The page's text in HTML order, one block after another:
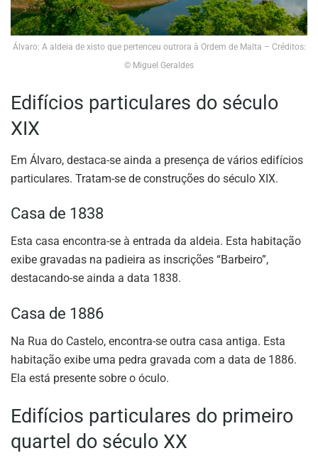
Álvaro: A aldeia de xisto que pertenceu outrora à Ordem de Malta – Créditos:
© Miguel Geraldes
Edifícios particulares do século
XIX
Em Álvaro, destaca-se ainda a presença de vários edifícios
particulares. Tratam-se de construções do século XIX.
Casa de 1838
Esta casa encontra-se à entrada da aldeia. Esta habitação
exibe gravadas na padieira as inscrições “Barbeiro”,
destacando-se ainda a data 1838.
Casa de 1886
Na Rua do Castelo, encontra-se outra casa antiga. Esta
habitação exibe uma pedra gravada com a data de 1886.
Ela está presente sobre o óculo.
Edifícios particulares do primeiro
quartel do século XX